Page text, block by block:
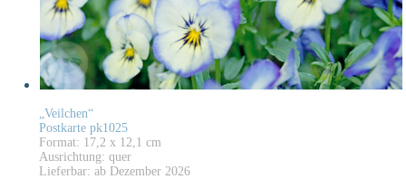
„Veilchen“
Postkarte pk1025
Format: 17,2 x 12,1 cm
Ausrichtung: quer
Lieferbar: ab Dezember 2026